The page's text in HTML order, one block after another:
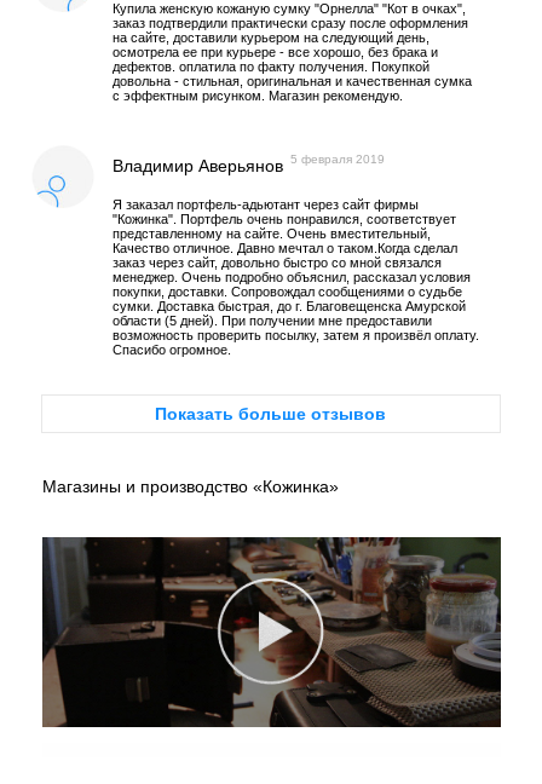
Купила женскую кожаную сумку "Орнелла" "Кот в очках",
заказ подтвердили практически сразу после оформления
на сайте, доставили курьером на следующий день,
осмотрела ее при курьере - все хорошо, без брака и
дефектов. оплатила по факту получения. Покупкой
довольна - стильная, оригинальная и качественная сумка
с эффектным рисунком. Магазин рекомендую.
Владимир Аверьянов 5 февраля 2019
Я заказал портфель-адьютант через сайт фирмы
"Кожинка". Портфель очень понравился, соответствует
представленному на сайте. Очень вместительный,
Качество отличное. Давно мечтал о таком.Когда сделал
заказ через сайт, довольно быстро со мной связался
менеджер. Очень подробно объяснил, рассказал условия
покупки, доставки. Сопровождал сообщениями о судьбе
сумки. Доставка быстрая, до г. Благовещенска Амурской
области (5 дней). При получении мне предоставили
возможность проверить посылку, затем я произвёл оплату.
Спасибо огромное.
Показать больше отзывов
Магазины и производство «Кожинка»